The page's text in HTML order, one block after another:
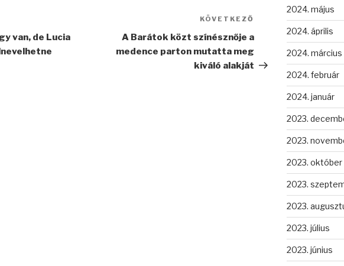
van, de Lucia
Következő
bejegyzés
KÖVETKEZŐ
A Barátok közt színésznője a
medence parton mutatta meg
kiváló alakját
2024. május
2024. április
2024. március
2024. február
2024. január
2023.
2023.
2023. október
2023.
2023.
2023. július
2023. június